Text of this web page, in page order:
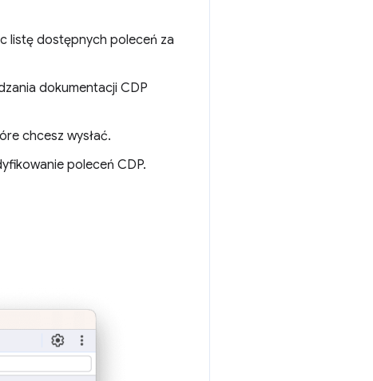
listę dostępnych poleceń za
dokumentacji CDP
chcesz wysłać.
poleceń CDP.